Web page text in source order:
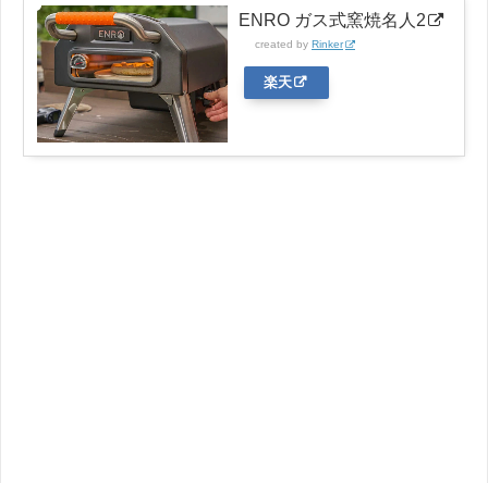
ENRO ガス式窯焼名人2
created by Rinker
楽天